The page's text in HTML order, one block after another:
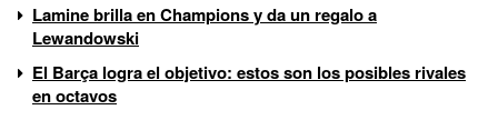
Lamine brilla en Champions y da un regalo a
Lewandowski
El Barça logra el objetivo: estos son los posibles rivales
en octavos